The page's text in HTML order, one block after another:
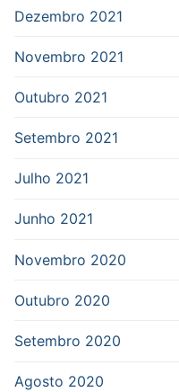
Dezembro 2021
Novembro 2021
Outubro 2021
Setembro 2021
Julho 2021
Junho 2021
Novembro 2020
Outubro 2020
Setembro 2020
Agosto 2020